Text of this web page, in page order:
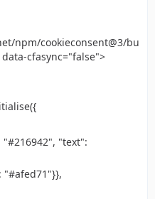
npm/cookieconsent@3/bu
cfasync="false">
"text":